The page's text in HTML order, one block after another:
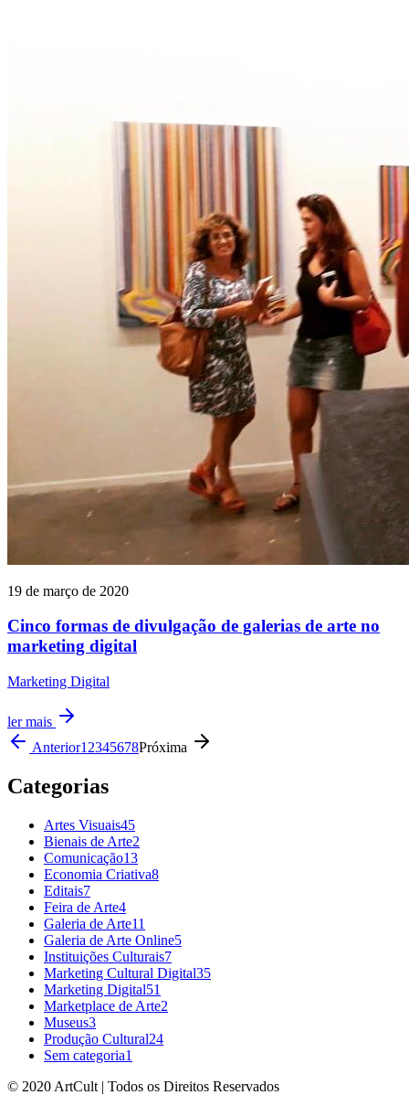
19 de março de 2020
Cinco formas de divulgação de galerias de arte no
marketing digital
Marketing Digital
ler mais
Anterior1 2345678Próxima
Categorias
Artes Visuais45
Bienais de Arte2
Comunicação13
Economia Criativa8
Editais7
Feira de Arte4
Galeria de Arte11
Galeria de Arte Online5
Instituições Culturais7
Marketing Cultural Digital35
Marketing Digital51
Marketplace de Arte2
Museus3
Produção Cultural24
Sem categoria1
© 2020 ArtCult | Todos os Direitos Reservados